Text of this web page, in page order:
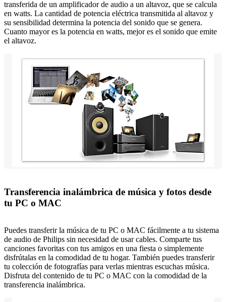
transferida de un amplificador de audio a un altavoz, que se calcula
en watts. La cantidad de potencia eléctrica transmitida al altavoz y
su sensibilidad determina la potencia del sonido que se genera.
Cuanto mayor es la potencia en watts, mejor es el sonido que emite
el altavoz.
Transferencia inalámbrica de música y fotos desde
tu PC o MAC
Puedes transferir la música de tu PC o MAC fácilmente a tu sistema
de audio de Philips sin necesidad de usar cables. Comparte tus
canciones favoritas con tus amigos en una fiesta o simplemente
disfrútalas en la comodidad de tu hogar. También puedes transferir
tu colección de fotografías para verlas mientras escuchas música.
Disfruta del contenido de tu PC o MAC con la comodidad de la
transferencia inalámbrica.